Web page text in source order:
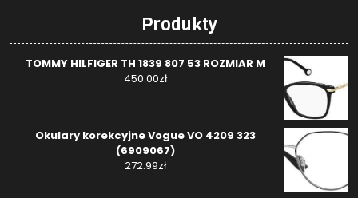
Produkty
TOMMY HILFIGER TH 1839 807 53 ROZMIAR M
450.00zł
Okulary korekcyjne Vogue VO 4209 323
(6909067)
272.99zł